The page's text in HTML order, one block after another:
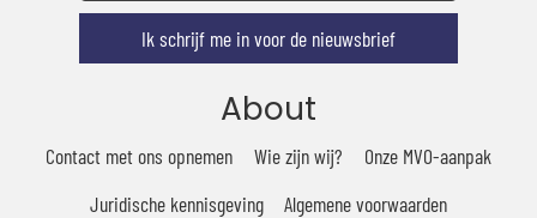
Ik schrijf me in voor de nieuwsbrief
About
Contact met ons opnemen Wie zijn wij?
Onze MVO-aanpak
Juridische kennisgeving
Algemene voorwaarden